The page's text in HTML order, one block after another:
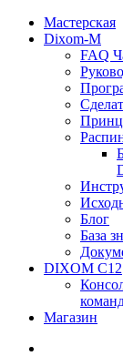
Мастерская
Dixom-M
FAQ
Блог
База
DIXOM C12
Магазин